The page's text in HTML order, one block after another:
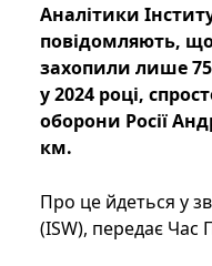
Аналітики
повідомляють, що
захопили лише
у 2024 році,
оборони Росії
км.
Про це йдеться у
(ISW), передає Час